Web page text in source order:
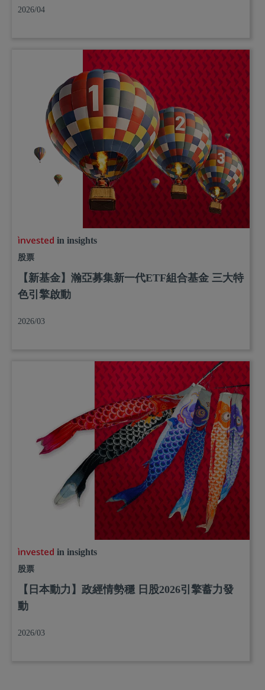
2026/04
in insights
股票
【新基金】瀚亞募集新一代ETF組合基金 三大特
色引擎啟動
2026/03
in insights
股票
【日本動力】政經情勢穩 日股2026引擎蓄力發
動
2026/03